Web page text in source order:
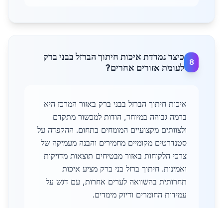
8
כיצד נמדדת איכות חיתוך הברזל בבני ברק
לעומת אזורים אחרים?
איכות חיתוך הברזל בבני ברק באזור המרכז היא
ברמה גבוהה במיוחד, הודות למכשור מתקדם
ולצוותים מקצועיים המומחים בתחום. ההקפדה על
סטנדרטים מקומיים מחמירים והבנה מעמיקה של
צרכי הלקוחות באזור מבטיחים תוצאות מדויקות
ואמינות. חיתוך ברזל בני ברק מציע איכות
תחרותית בהשוואה לערים אחרות, עם דגש על
עמידות החומרים ודיוק מימדים.